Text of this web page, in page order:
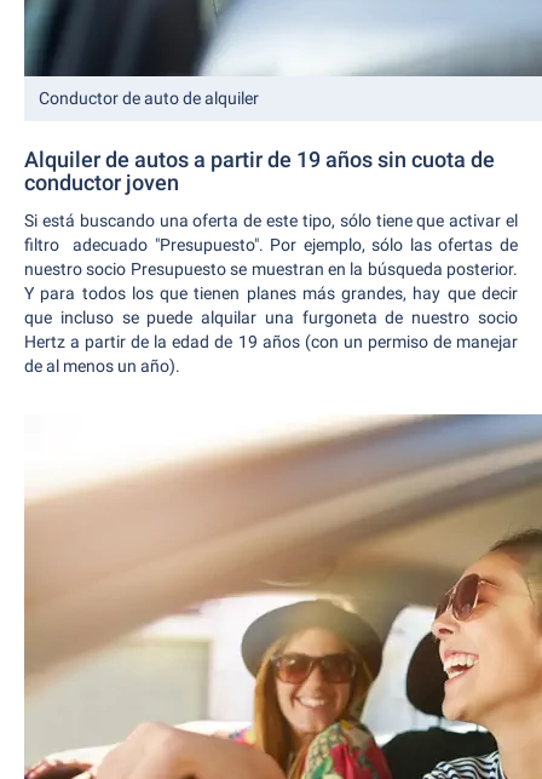
Conductor de auto de alquiler
Alquiler de autos a partir de 19 años sin cuota de
conductor joven
Si está buscando una oferta de este tipo, sólo tiene que activar el
filtro adecuado "Presupuesto". Por ejemplo, sólo las ofertas de
nuestro socio Presupuesto se muestran en la búsqueda posterior.
Y para todos los que tienen planes más grandes, hay que decir
que incluso se puede alquilar una furgoneta de nuestro socio
Hertz a partir de la edad de 19 años (con un permiso de manejar
de al menos un año).